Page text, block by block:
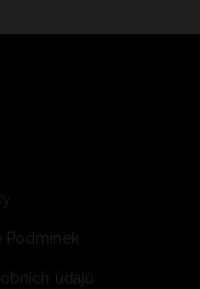
Podmínek
údajů